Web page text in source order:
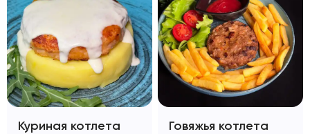
Куриная котлета Говяжья котлета